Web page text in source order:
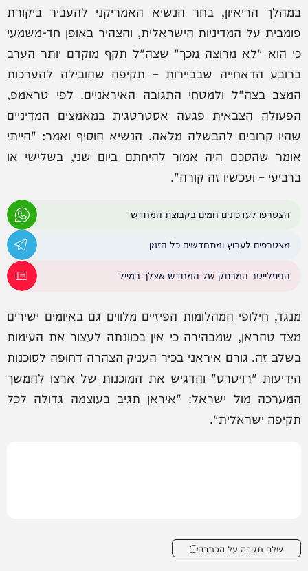
במהלך הריאיון, בחר הנשיא האמריקני להעביר ביקורת
פומבית על המדיניות הישראלית, והצהיר באופן חד-משמעי
כי הוא "לא מרוצה מכך" שצה"ל תקף מוקדם יותר הערב
ברובע הדאחייה שבביירות – תקיפה שהובילה להערכות
המצב בצה"ל ולמטחי התגובה האיראניים. לפי טראמפ,
הפעולה הצבאית פגעה אסטרטגית במאמצים המדיניים
שהיו קרובים להבשלה מלאה. הנשיא הוסיף ואמר: "הייתי
אומר שהסכם היה אמור להיחתם ביום שני, בשלישי או
ברביעי – ועכשיו זה קורה".
הצטרפו לעדכונים חמים בקבוצת המחדש
מצטרפים לערוץ ומתחדשים כל הזמן
הניוזלייטר המרתק של המחדש אצלך במייל
מנגד, חילופי המהלומות הפיזיים מלווים גם באיומים ישירים
מצד טהראן, שמבהירה כי אין בכוונתה לעצור את העימות
בשלב זה. גורם איראני בכיר העניק הצהרה דחופה לסוכנות
הידיעות "רויטרס" והדגיש את המוכנות של ארצו להמשך
המערכה מול ישראל: "איראן תגיב בעוצמה גדולה לכל
תקיפה ישראלית".
שלח תגובה על הכתבה